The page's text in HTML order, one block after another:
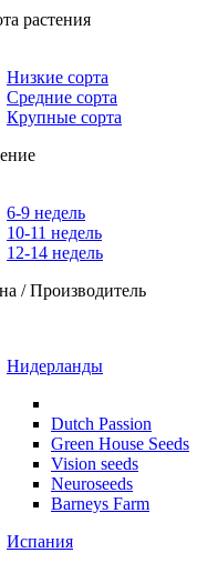
растения
Низкие сорта
Средние сорта
Крупные сорта
6-9 недель
10-11 недель
12-14 недель
/ Производитель
Нидерланды
Dutch Passion
Green House Seeds
Vision seeds
Neuroseeds
Barneys Farm
Испания